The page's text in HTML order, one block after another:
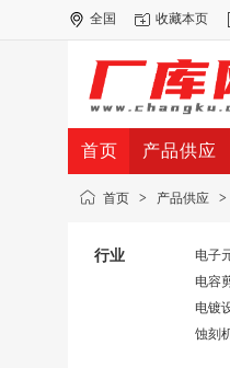
全国 收藏本页
首页 产品供应
首页 > 产品供应 >
行业 电子
电容
电镀
蚀刻